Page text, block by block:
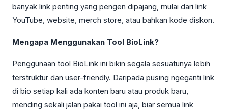
banyak link penting yang pengen dipajang, mulai dari link
YouTube, website, merch store, atau bahkan kode diskon.
Mengapa Menggunakan Tool BioLink?
Penggunaan tool BioLink ini bikin segala sesuatunya lebih
terstruktur dan user-friendly. Daripada pusing ngeganti link
di bio setiap kali ada konten baru atau produk baru,
mending sekali jalan pakai tool ini aja, biar semua link